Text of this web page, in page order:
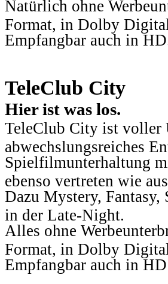
Natürlich ohne
Format, in Dolby
Empfangbar auch in
TeleClub City
Hier ist was los.
TeleClub City ist voller
abwechslungsreiches
Spielfilmunterhaltung
ebenso vertreten wie
Dazu Mystery,
in der Late-Night.
Alles ohne
Format, in Dolby
Empfangbar auch in